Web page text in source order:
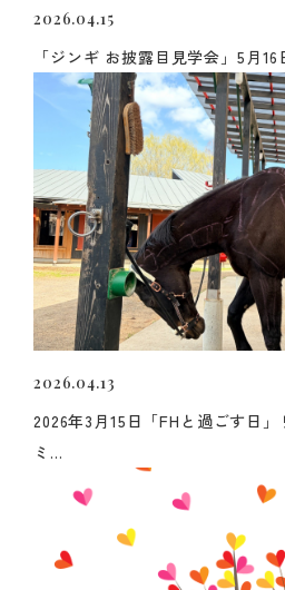
2026.04.15
「ジンギ お披露目見学会」5月
2026.04.13
2026年3月15日「FHと過ごす日
ミ...